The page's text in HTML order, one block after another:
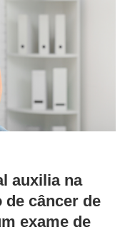
auxilia na
câncer de
exame de